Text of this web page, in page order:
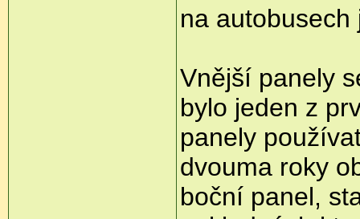
na
Vnější panely
bylo jeden z
panely
dvouma roky
boční panel,